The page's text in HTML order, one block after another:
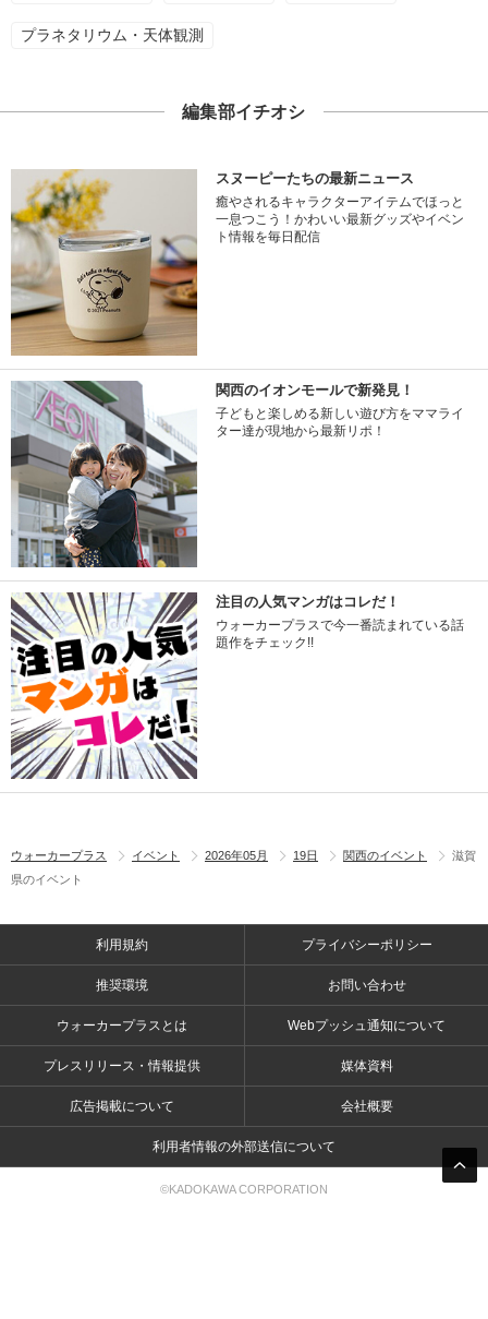
プラネタリウム・天体観測
編集部イチオシ
スヌーピーたちの最新ニュース
癒やされるキャラクターアイテムでほっと
一息つこう！かわいい最新グッズやイベン
ト情報を毎日配信
関西のイオンモールで新発見！
子どもと楽しめる新しい遊び方をママライ
ター達が現地から最新リポ！
注目の人気マンガはコレだ！
ウォーカープラスで今一番読まれている話
題作をチェック!!
ウォーカープラス イベント 2026年05月 19日 関西のイベント
滋賀
県のイベント
利用規約 プライバシーポリシー
推奨環境 お問い合わせ
ウォーカープラスとは Webプッシュ通知について
プレスリリース・情報提供 媒体資料
広告掲載について 会社概要
利用者情報の外部送信について
©KADOKAWA CORPORATION